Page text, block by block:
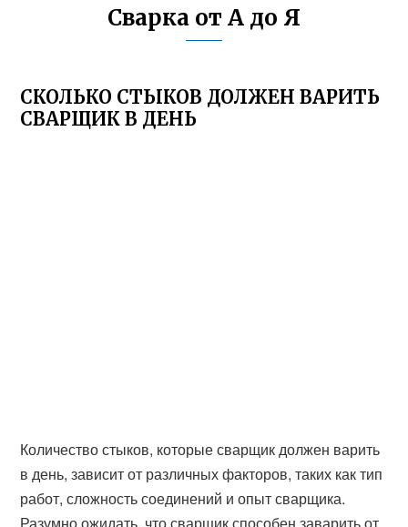
Сварка от А до Я
СКОЛЬКО СТЫКОВ ДОЛЖЕН ВАРИТЬ
СВАРЩИК В ДЕНЬ
Количество стыков, которые сварщик должен варить
в день, зависит от различных факторов, таких как тип
работ, сложность соединений и опыт сварщика.